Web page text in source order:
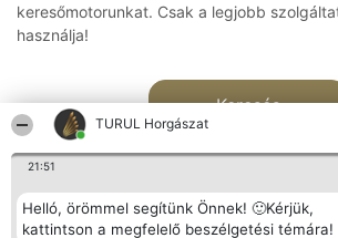
TURUL Horgászat
21:51
Helló, örömmel segítünk Önnek! 🙂Kérjük,
kattintson a megfelelő beszélgetési témára!
keresőmotorunkat. Csak a legjobb
használja!
Keresés